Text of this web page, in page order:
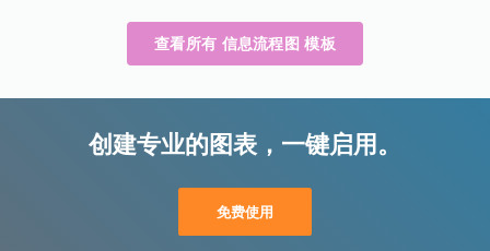
查看所有 信息流程图 模板
创建专业的图表，一键启用。
免费使用